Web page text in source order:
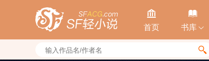

首页

书库 
